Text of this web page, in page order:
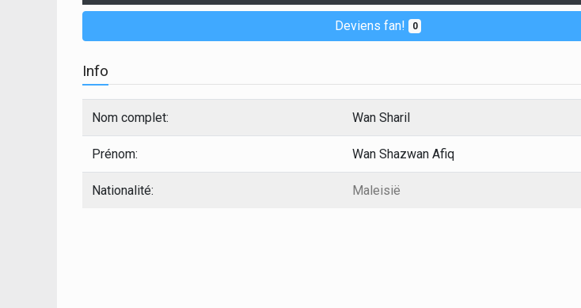
Deviens fan! 0
Info
Nom complet: Wan Sharil
Prénom: Wan Shazwan Afiq
Nationalité: Maleisië